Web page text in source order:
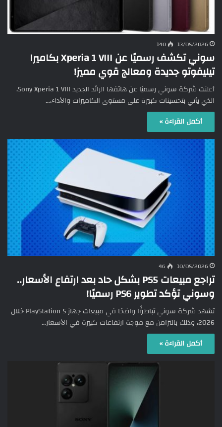
13/05/2026
140
سوني تكشف رسميًا عن Xperia 1 VIII بكاميرا
تيليفوتو جديدة ومعالج قوي مميز!
أعلنت شركة سوني رسميًا عن هاتفها الرائد الجديد Sony Xperia 1 VIII،
الذي يأتي بتحسينات كبيرة على مستوى الكاميرات والأداء،…
أكمل القراءة »
10/05/2026
46
تراجع مبيعات PS5 بشكل حاد بعد ارتفاع الأسعار..
وسوني تؤكد تطوير PS6 رسميًا!
تشهد شركة سوني تباطؤًا واضحًا في مبيعات جهاز PlayStation 5 خلال
2026، وذلك بالتزامن مع موجة ارتفاعات كبيرة في الأسعار…
أكمل القراءة »